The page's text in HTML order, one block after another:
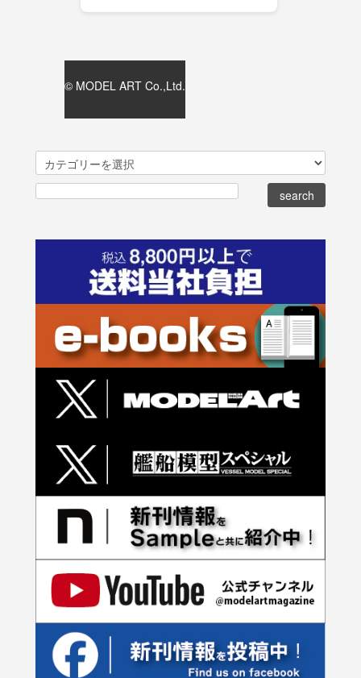
© MODEL ART Co.,Ltd.